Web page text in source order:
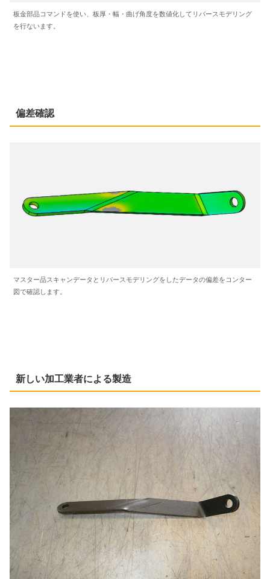
板金部品コマンドを使い、板厚・幅・曲げ角度を数値化してリバースモデリング
を行ないます。
偏差確認
マスター品スキャンデータとリバースモデリングをしたデータの偏差をコンター
図で確認します。
新しい加工業者による製造